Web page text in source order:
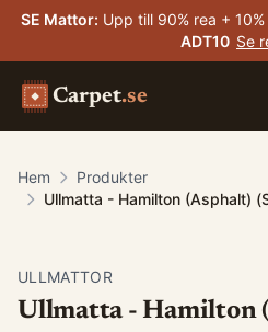
SE Mattor: Upp till 90% rea +
ADT10 Se
Carpet.se
Hem
Produkter
Ullmatta - Hamilton (Asphalt)
ULLMATTOR
Ullmatta - Hamilton